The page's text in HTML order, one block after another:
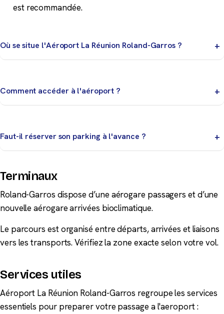
est recommandée.
Où se situe l'Aéroport La Réunion Roland-Garros ?
métropole, l'océan Indien et les liaisons régionales.
Comment accéder à l'aéroport ?
Faut-il réserver son parking à l'avance ?
stationnements de plusieurs jours. La réservation en
Terminaux
Roland-Garros dispose d’une aérogare passagers et d’une
nouvelle aérogare arrivées bioclimatique.
Le parcours est organisé entre départs, arrivées et liaisons
vers les transports. Vérifiez la zone exacte selon votre vol.
Services utiles
Aéroport La Réunion Roland-Garros regroupe les services
essentiels pour preparer votre passage a l'aeroport :